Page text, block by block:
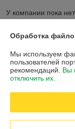
У компании пока
О нас
Контакты
График работы
Обработка
Мы используем
пользователей
рекомендаций. Вы
отключить их.